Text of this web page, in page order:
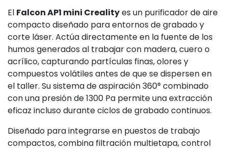
El Falcon AP1 mini Crealityes un purificador de aire
compacto diseñado para entornos de grabado y
corte láser. Actúa directamente en la fuente de los
humos generados al trabajar con madera, cuero o
acrílico, capturando partículas finas, olores y
compuestos volátiles antes de que se dispersen en
el taller. Su sistema de aspiración 360° combinado
con una presión de 1300 Pa permite una extracción
eficaz incluso durante ciclos de grabado continuos.
Diseñado para integrarse en puestos de trabajo
compactos, combina filtración multietapa, control